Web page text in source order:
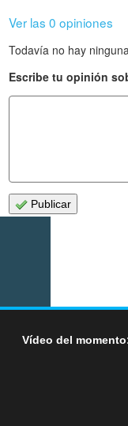
Ver las 0 opiniones
Todavía no hay
Escribe tu opinión
Publicar
Vídeo del